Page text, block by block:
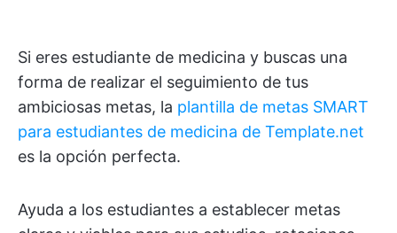
Si eres estudiante de medicina y buscas una
forma de realizar el seguimiento de tus
ambiciosas metas, la plantilla de metas SMART
para estudiantes de medicina de Template.net
es la opción perfecta.
Ayuda a los estudiantes a establecer metas